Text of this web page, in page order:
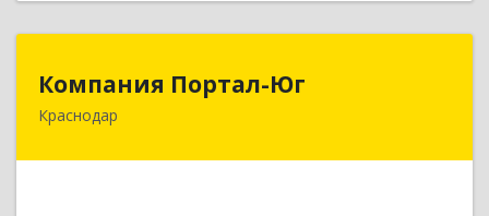
Компания Портал-Юг
Краснодар350015, Краснодарский край, Краснодар г,